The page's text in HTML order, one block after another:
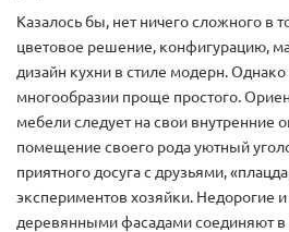
Казалось бы, нет ничего сложного в
цветовое решение, конфигурацию,
дизайн кухни в стиле модерн. Однако
многообразии проще простого.
мебели следует на свои внутренние
помещение своего рода уютный
приятного досуга с друзьями,
экспериментов хозяйки. Недорогие
деревянными фасадами соединяют